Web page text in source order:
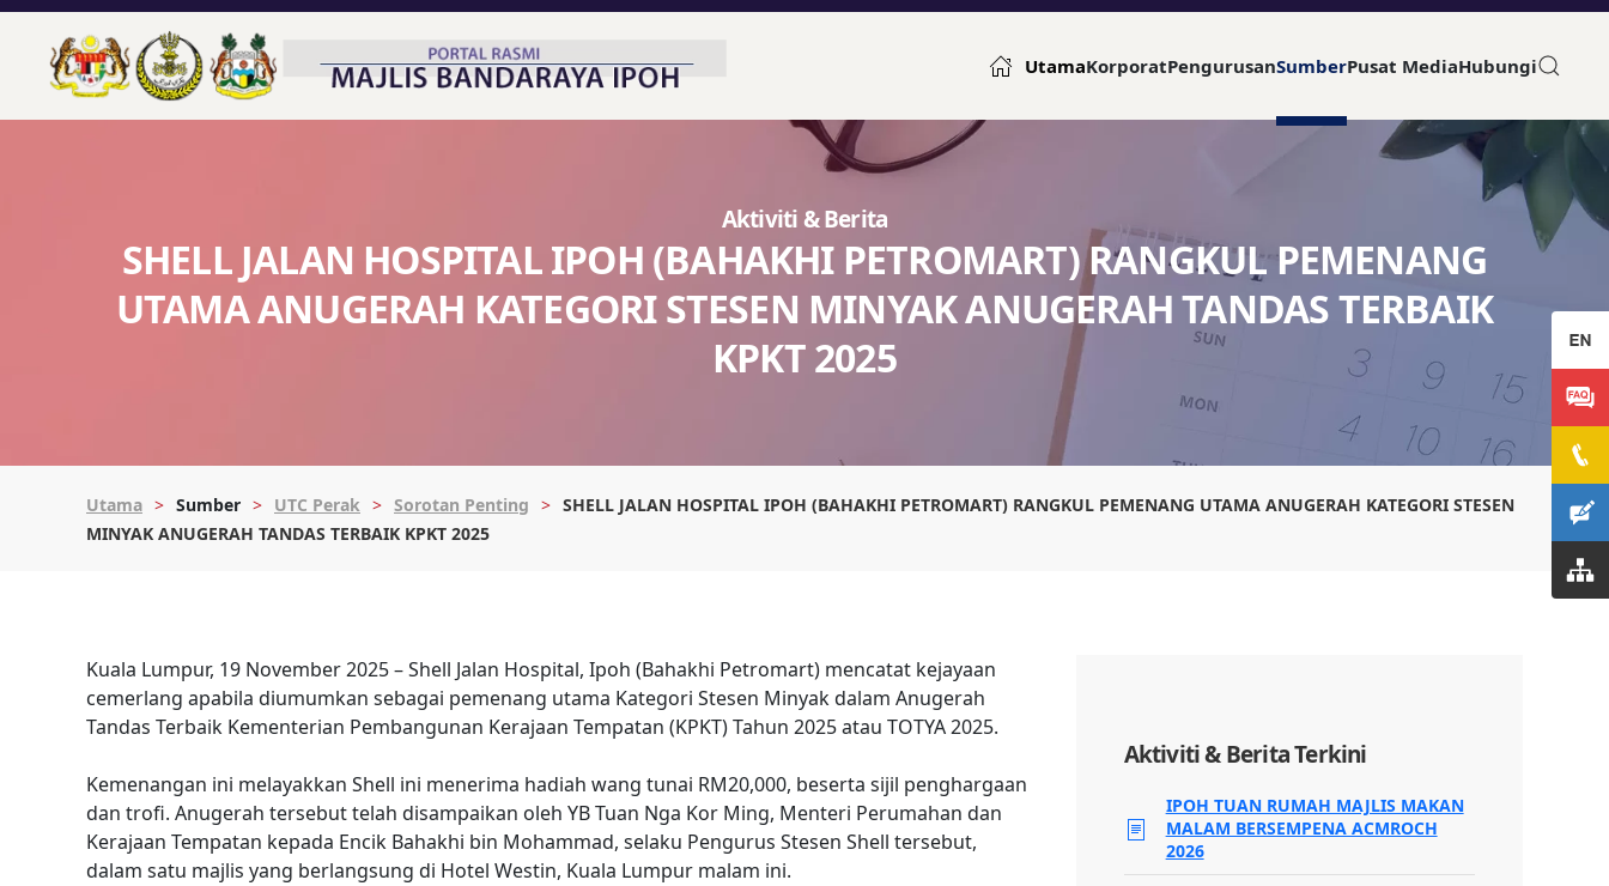
UtamaKorporatPengurusanSumberPusat MediaHubungi
Aktiviti & Berita
SHELL JALAN HOSPITAL IPOH (BAHAKHI PETROMART) RANGKUL PEMENANG
UTAMA ANUGERAH KATEGORI STESEN MINYAK ANUGERAH TANDAS TERBAIK
KPKT 2025
Utama Sumber UTC Perak Sorotan Penting
SHELL JALAN HOSPITAL IPOH (BAHAKHI PETROMART) RANGKUL PEMENANG UTAMA ANUGERAH KATEGORI STESEN
MINYAK ANUGERAH TANDAS TERBAIK KPKT 2025
Kuala Lumpur, 19 November 2025 – Shell Jalan Hospital, Ipoh (Bahakhi Petromart) mencatat kejayaan
cemerlang apabila diumumkan sebagai pemenang utama Kategori Stesen Minyak dalam Anugerah
Tandas Terbaik Kementerian Pembangunan Kerajaan Tempatan (KPKT) Tahun 2025 atau TOTYA 2025.
Kemenangan ini melayakkan Shell ini menerima hadiah wang tunai RM20,000, beserta sijil penghargaan
dan trofi. Anugerah tersebut telah disampaikan oleh YB Tuan Nga Kor Ming, Menteri Perumahan dan
Kerajaan Tempatan kepada Encik Bahakhi bin Mohammad, selaku Pengurus Stesen Shell tersebut,
dalam satu majlis yang berlangsung di Hotel Westin, Kuala Lumpur malam ini.
Aktiviti & Berita Terkini
IPOH TUAN RUMAH MAJLIS MAKAN
MALAM BERSEMPENA ACMROCH
2026